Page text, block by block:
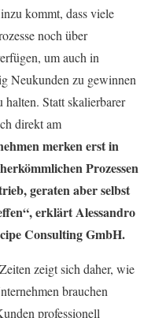
kommt, dass viele
noch über
um auch in
Neukunden zu gewinnen
Statt skalierbarer
direkt am
merken erst in
Prozessen
geraten aber selbst
erklärt Alessandro
Consulting GmbH.
zeigt sich daher, wie
brauchen
professionell